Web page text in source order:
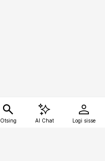
Otsing AI Chat Logi sisse